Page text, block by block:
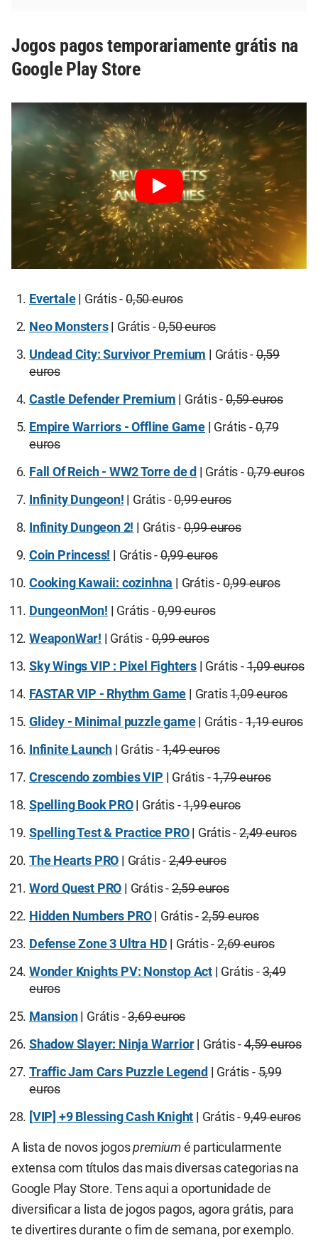
Jogos pagos temporariamente grátis na
Google Play Store
Evertale| Grátis -0,50 euros
Neo Monsters| Grátis -0,50 euros
Undead City: Survivor Premium | Grátis -0,59
euros
Castle Defender Premium | Grátis -0,59 euros
Empire Warriors - Offline Game | Grátis -0,79
euros
Fall Of Reich - WW2 Torre de d | Grátis -0,79 euros
Infinity Dungeon! | Grátis -0,99 euros
Infinity Dungeon 2! | Grátis -0,99 euros
Coin Princess! | Grátis -0,99 euros
Cooking Kawaii: cozinhna | Grátis -0,99 euros
DungeonMon! | Grátis -0,99 euros
WeaponWar! | Grátis -0,99 euros
Sky Wings VIP : Pixel Fighters | Grátis -1,09 euros
FASTAR VIP - Rhythm Game | Gratis1,09 euros
Glidey - Minimal puzzle game| Grátis -1,19 euros
Infinite Launch | Grátis -1,49 euros
Crescendo zombies VIP | Grátis -1,79 euros
Spelling Book PRO| Grátis -1,99 euros
Spelling Test & Practice PRO| Grátis -2,49 euros
The Hearts PRO | Grátis -2,49 euros
Word Quest PRO | Grátis -2,59 euros
Hidden Numbers PRO| Grátis -2,59 euros
Defense Zone 3 Ultra HD | Grátis -2,69 euros
Wonder Knights PV: Nonstop Act | Grátis -3,49
euros
Mansion| Grátis -3,69 euros
Shadow Slayer: Ninja Warrior| Grátis -4,59 euros
Traffic Jam Cars Puzzle Legend | Grátis -5,99
euros
[VIP] +9 Blessing Cash Knight | Grátis -9,49 euros
A lista de novos jogospremium é particularmente
extensa com títulos das mais diversas categorias na
Google Play Store. Tens aqui a oportunidade de
diversificar a lista de jogos pagos, agora grátis, para
te divertires durante o fim de semana, por exemplo.